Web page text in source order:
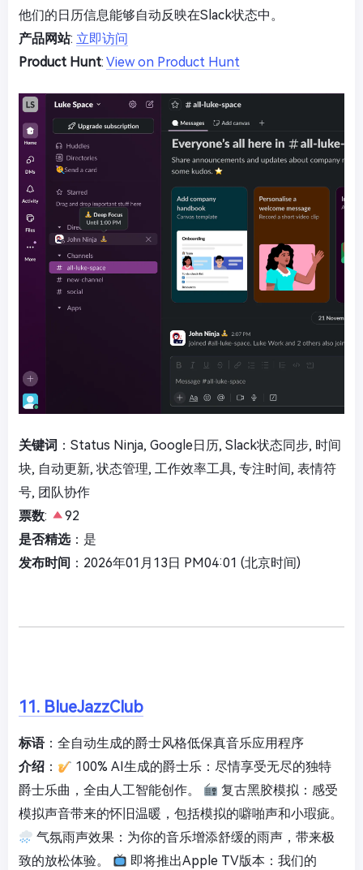
他们的日历信息能够自动反映在Slack状态中。
产品网站: 立即访问
Product Hunt: View on Product Hunt
关键词 ：Status Ninja, Google日历, Slack状态同步, 时间
块, 自动更新, 状态管理, 工作效率工具, 专注时间, 表情符
号, 团队协作
票数:
92
是否精选：是
发布时间 ：2026年01月13日 PM04:01 (北京时间)
11. BlueJazzClub
标语：全自动生成的爵士风格低保真音乐应用程序
介绍 ：
100% AI生成的爵士乐：尽情享受无尽的独特
爵士乐曲，全由人工智能创作。
复古黑胶模拟：感受
模拟声音带来的怀旧温暖，包括模拟的噼啪声和小瑕疵。
气氛雨声效果：为你的音乐增添舒缓的雨声，带来极
致的放松体验。
即将推出Apple TV版本：我们的